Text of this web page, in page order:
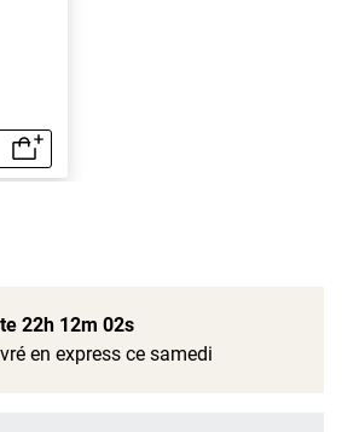
22h 12m 02s
en express ce samedi